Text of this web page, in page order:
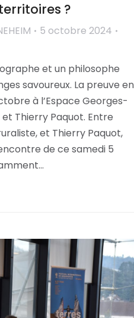
?
5 octobre 2024
et un philosophe
savoureux. La preuve en
à l’Espace Georges-
Thierry Paquot. Entre
et Thierry Paquot,
de ce samedi 5